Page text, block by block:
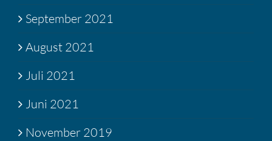
September 2021
August 2021
Juli 2021
Juni 2021
November 2019